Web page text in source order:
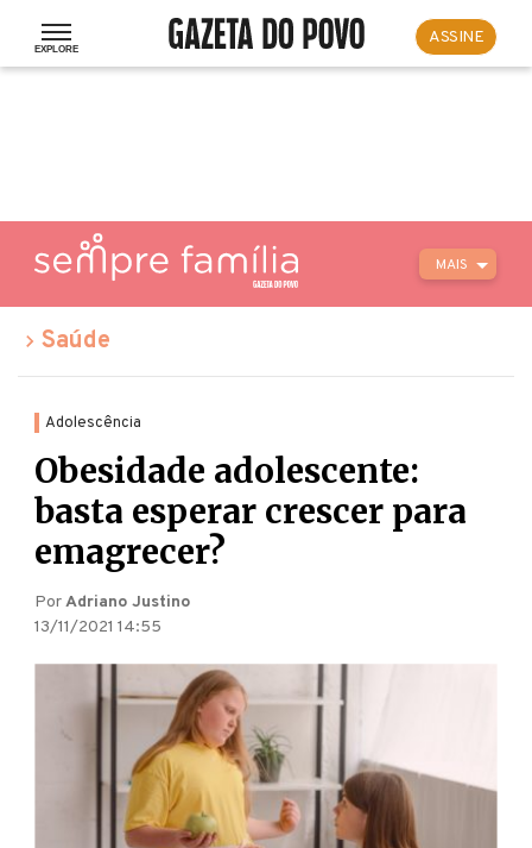
ASSINE
MAIS
Saúde
Adolescência
Obesidade adolescente:
basta esperar crescer para
emagrecer?
PorAdriano Justino
13/11/2021 14:55